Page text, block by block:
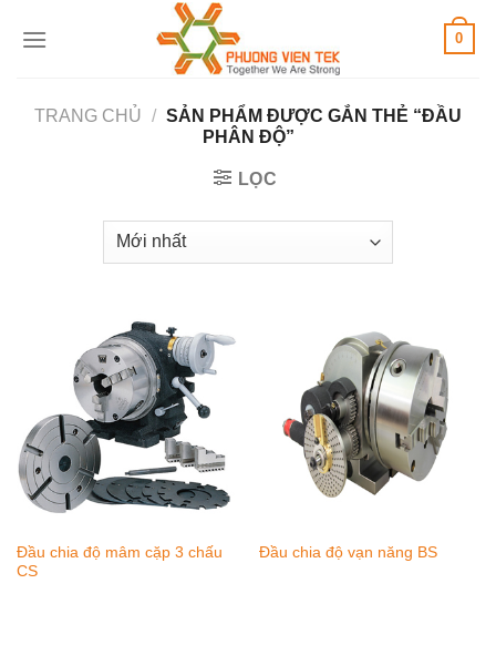
0
TRANG CHỦ / SẢN PHẨM ĐƯỢC GẮN THẺ “ĐẦU
PHÂN ĐỘ”
LỌC
Đầu chia độ mâm cặp 3 chấu
CS
Đầu chia độ vạn năng BS